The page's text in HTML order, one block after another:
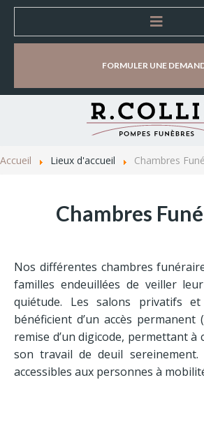
Organisation d'obsèques
Lieux d'accueil
Chambres Funéraires
Salles de cérémonie
Contrat obsèques
Adresses
FORMULER UNE
Accueil Lieux d'accueil Chambres
Chambres
Nos différentes chambres
familles endeuillées de veiller
quiétude. Les salons privatifs et
bénéficient d’un accès permanent
remise d’un digicode, permettant à
son travail de deuil
accessibles aux personnes à